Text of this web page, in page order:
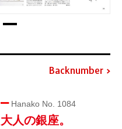
Backnumber
Hanako No. 1084
大人の銀座。